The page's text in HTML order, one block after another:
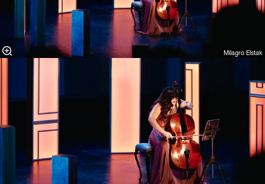
Milagro Elstak